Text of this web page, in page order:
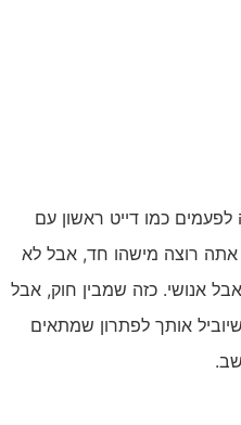
כמו דייט ראשון עם
אתה רוצה מישהו חד, אבל לא
אנושי. כזה שמבין חוק, אבל
אותך לפתרון שמתאים